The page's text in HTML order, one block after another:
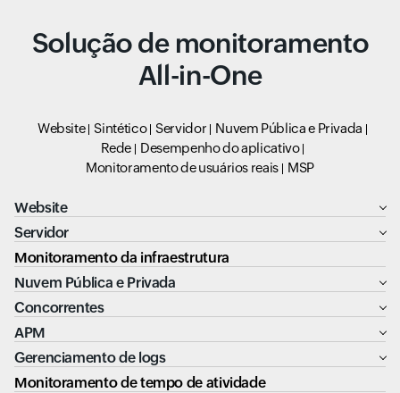
Solução de monitoramento
All-in-One
Website Sintético Servidor
Nuvem Pública e Privada
Rede
Desempenho do aplicativo
Monitoramento de usuários reais
MSP
Website
Servidor
Monitoramento da infraestrutura
Nuvem Pública e Privada
Concorrentes
APM
Gerenciamento de logs
Monitoramento de tempo de atividade